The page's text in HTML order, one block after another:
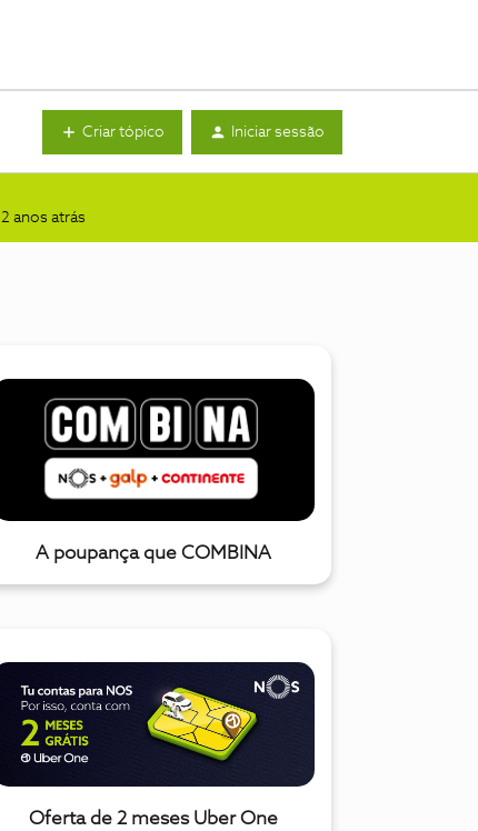
Criar tópico Iniciar sessão
2 anos atrás
A poupança que COMBINA
Oferta de 2 meses Uber One